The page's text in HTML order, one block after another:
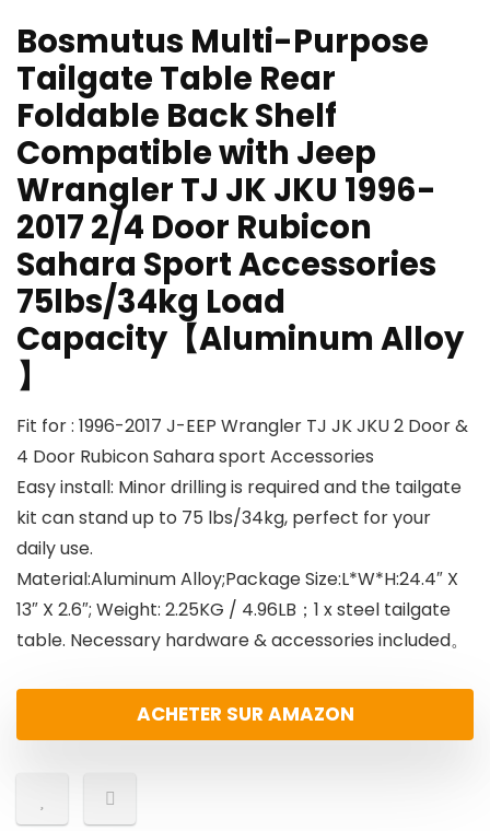
Bosmutus Multi-Purpose
Tailgate Table Rear
Foldable Back Shelf
Compatible with Jeep
Wrangler TJ JK JKU 1996-
2017 2/4 Door Rubicon
Sahara Sport Accessories
75lbs/34kg Load
Capacity【Aluminum Alloy
】
Fit for : 1996-2017 J-EEP Wrangler TJ JK JKU 2 Door &
4 Door Rubicon Sahara sport Accessories
Easy install: Minor drilling is required and the tailgate
kit can stand up to 75 lbs/34kg, perfect for your
daily use.
Material:Aluminum Alloy;Package Size:L*W*H:24.4″ X
13″ X 2.6″; Weight: 2.25KG / 4.96LB；1 x steel tailgate
table. Necessary hardware & accessories included。
ACHETER SUR AMAZON